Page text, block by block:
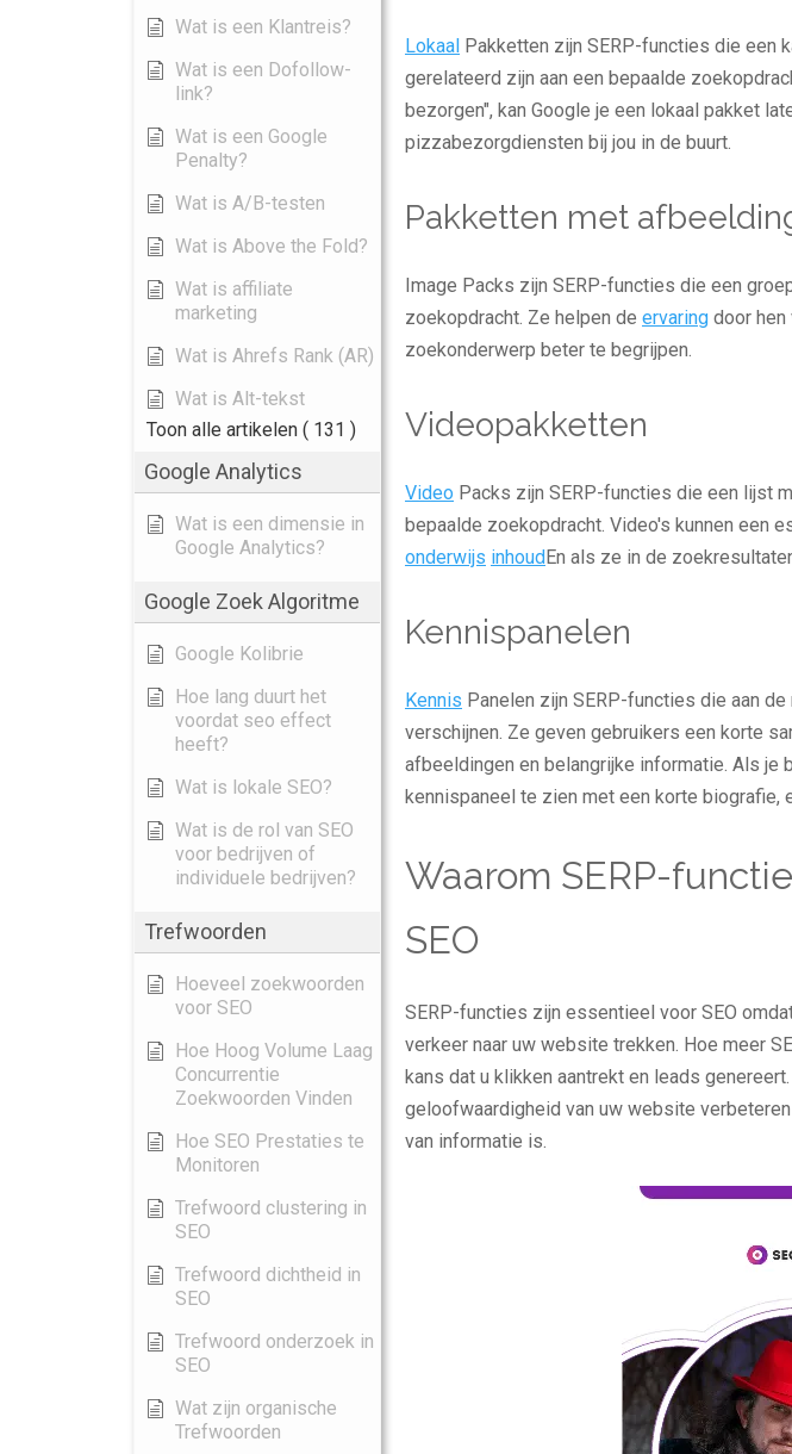
Wat is een Klantreis?
Wat is een Dofollow-
link?
Wat is een Google
Penalty?
Wat is A/B-testen
Wat is Above the Fold?
Wat is affiliate
marketing
Wat is Ahrefs Rank (AR)
Wat is Alt-tekst
Toon alle artikelen ( 131 )
Google Analytics
Wat is een dimensie in
Google Analytics?
Google Zoek Algoritme
Google Kolibrie
Hoe lang duurt het
voordat seo effect
heeft?
Wat is lokale SEO?
Wat is de rol van SEO
voor bedrijven of
individuele bedrijven?
Trefwoorden
Hoeveel zoekwoorden
voor SEO
Hoe Hoog Volume Laag
Concurrentie
Zoekwoorden Vinden
Hoe SEO Prestaties te
Monitoren
Trefwoord clustering in
SEO
Trefwoord dichtheid in
SEO
Trefwoord onderzoek in
SEO
Wat zijn organische
Trefwoorden
Lokaal Pakketten zijn SERP-functies die een
gerelateerd zijn aan een bepaalde
bezorgen", kan Google je een lokaal pakket
pizzabezorgdiensten bij jou in de buurt.
Pakketten met
Image Packs zijn SERP-functies die een
zoekopdracht. Ze helpen de ervaring door
zoekonderwerp beter te begrijpen.
Videopakketten
Video Packs zijn SERP-functies die een lijst
bepaalde zoekopdracht. Video's kunnen een
onderwijs inhoudEn als ze in de
Kennispanelen
Kennis Panelen zijn SERP-functies die aan
verschijnen. Ze geven gebruikers een korte
afbeeldingen en belangrijke informatie. Als je
kennispaneel te zien met een korte biografie,
Waarom SERP-
SEO
SERP-functies zijn essentieel voor SEO
verkeer naar uw website trekken. Hoe meer
kans dat u klikken aantrekt en leads
geloofwaardigheid van uw website
van informatie is.